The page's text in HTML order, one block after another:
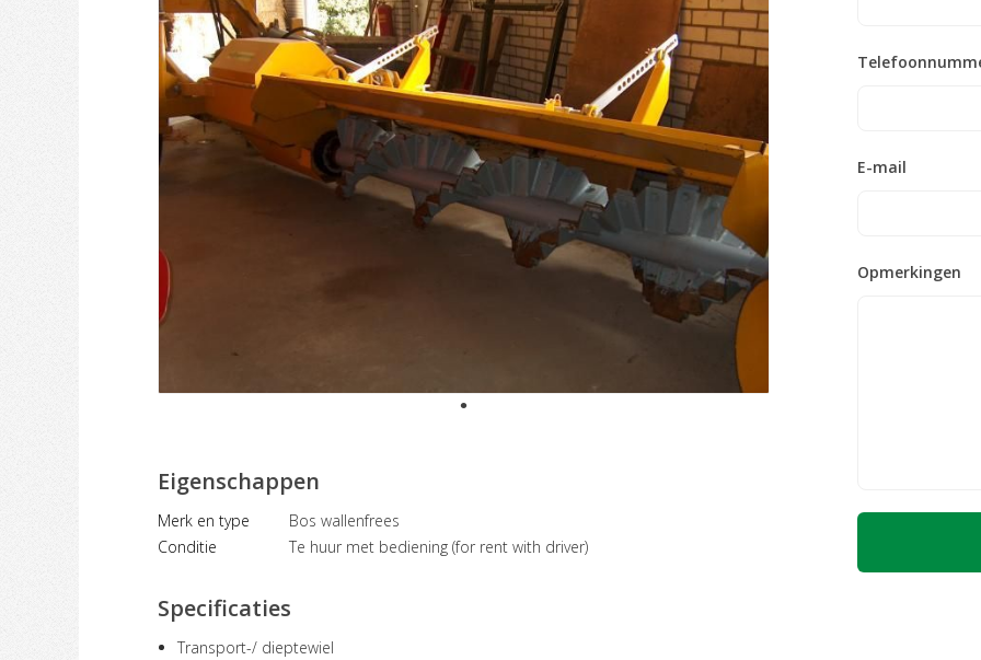
Eigenschappen
Merk en type
Bos wallenfrees
Conditie
Te huur met bediening (for rent with driver)
Specificaties
Transport-/ dieptewiel
E-mail
Opmerkingen